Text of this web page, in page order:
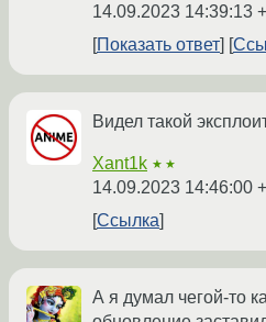
14.09.2023 14:39:13
Показать ответ
Видел такой
Xant1k ★★
14.09.2023 14:46:00
Ссылка
А я думал чегой-то